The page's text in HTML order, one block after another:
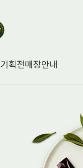
기획전매장안내